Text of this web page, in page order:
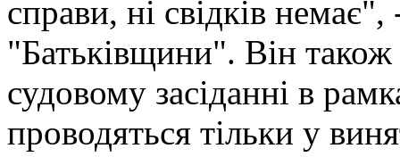
справи, ні свідків
"Батьківщини". Він
судовому засіданні в
проводяться тільки у